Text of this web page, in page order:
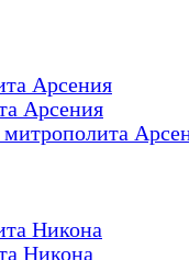
Арсения
Арсения
Никона
Никона